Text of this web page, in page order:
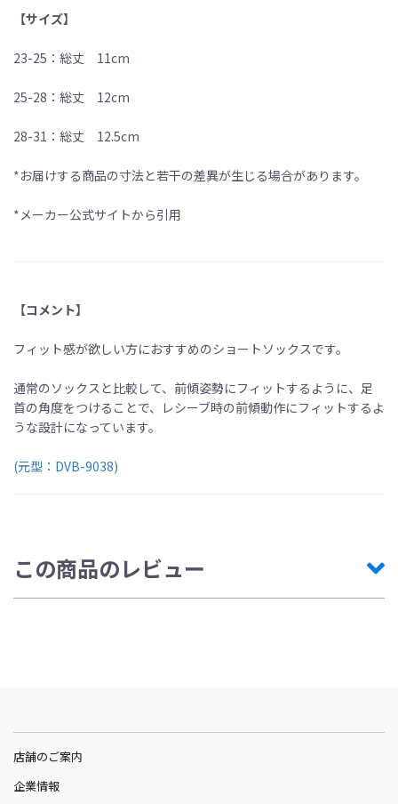
【サイズ】
23-25：総丈 11cm
25-28：総丈 12cm
28-31：総丈 12.5cm
*お届けする商品の寸法と若干の差異が生じる場合があります。
*メーカー公式サイトから引用
【コメント】
フィット感が欲しい方におすすめのショートソックスです。
通常のソックスと比較して、前傾姿勢にフィットするように、足
首の角度をつけることで、レシーブ時の前傾動作にフィットするよ
うな設計になっています。
(元型：DVB-9038)
この商品のレビュー
店舗のご案内
企業情報